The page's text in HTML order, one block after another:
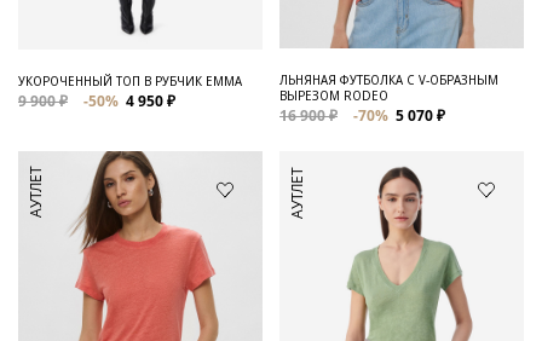
УКОРОЧЕННЫЙ ТОП В РУБЧИК EMMA
9 900 ₽ -50% 4 950 ₽
ЛЬНЯНАЯ ФУТБОЛКА С V-ОБРАЗНЫМ
ВЫРЕЗОМ RODEO
16 900 ₽ -70% 5 070 ₽
АУТЛЕТ АУТЛЕТ